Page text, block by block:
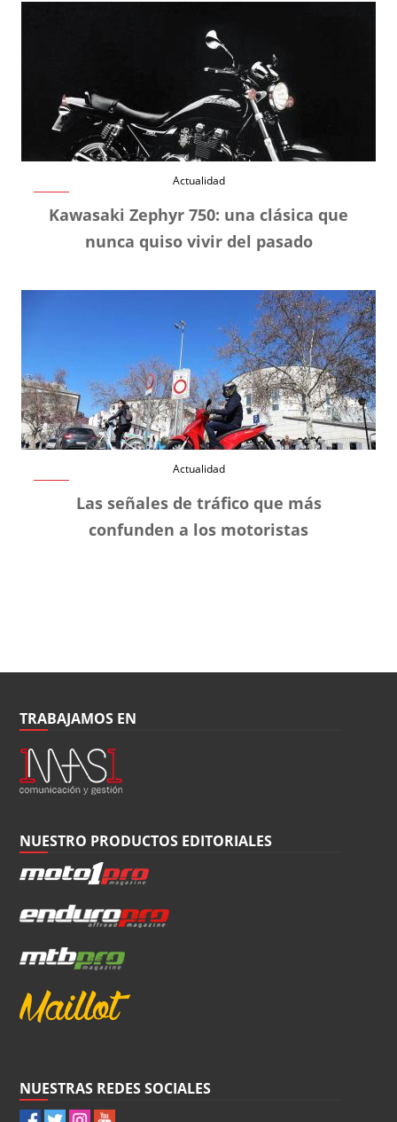
Actualidad
Kawasaki Zephyr 750: una clásica que
nunca quiso vivir del pasado
Actualidad
Las señales de tráfico que más
confunden a los motoristas
TRABAJAMOS EN
NUESTRO PRODUCTOS EDITORIALES
NUESTRAS REDES SOCIALES